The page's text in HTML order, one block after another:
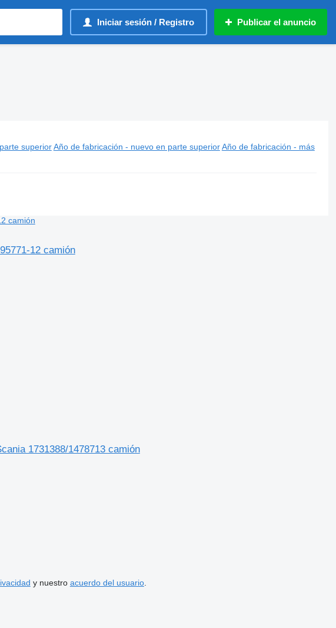
Iniciar sesión / Registro Publicar el anuncio
superior Año de fabricación - nuevo en parte superior Año de fabricación - más
12 camión
1731388/1478713 camión
y nuestro acuerdo del usuario.